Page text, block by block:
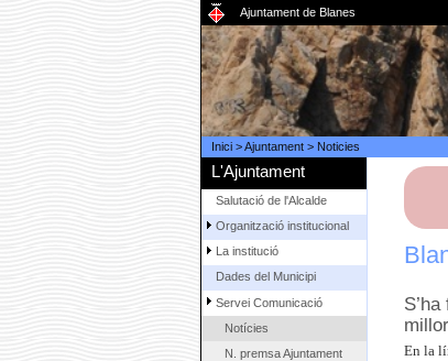
Ajuntament de Blanes
Inici>Ajuntament> Noticies
L'Ajuntament
Salutació de l'Alcalde
Organització institucional
La institució
Dades del Municipi
Servei Comunicació
Notícies
N. premsa Ajuntament
En la